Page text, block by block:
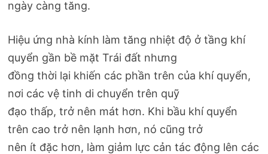
ngày càng tăng.
Hiệu ứng nhà kính làm tăng nhiệt độ ở tầng khí
quyển gần bề mặt Trái đất nhưng
đồng thời lại khiến các phần trên của khí quyển,
nơi các vệ tinh di chuyển trên quỹ
đạo thấp, trở nên mát hơn. Khi bầu khí quyển
trên cao trở nên lạnh hơn, nó cũng trở
nên ít đặc hơn, làm giảm lực cản tác động lên các